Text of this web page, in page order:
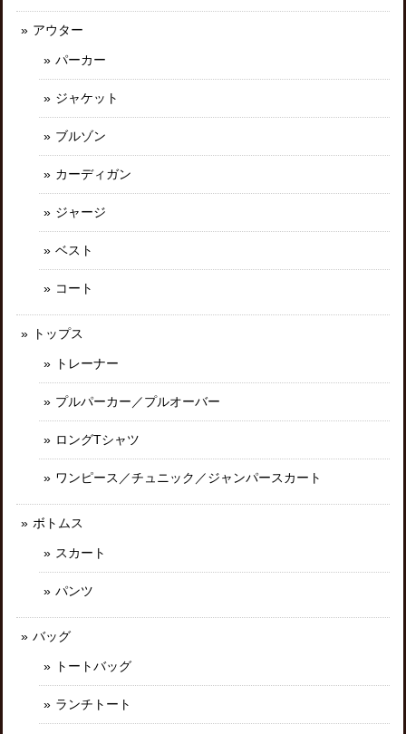
アウター
パーカー
ジャケット
ブルゾン
カーディガン
ジャージ
ベスト
コート
トップス
トレーナー
プルパーカー／プルオーバー
ロングTシャツ
ワンピース／チュニック／ジャンパースカート
ボトムス
スカート
パンツ
バッグ
トートバッグ
ランチトート